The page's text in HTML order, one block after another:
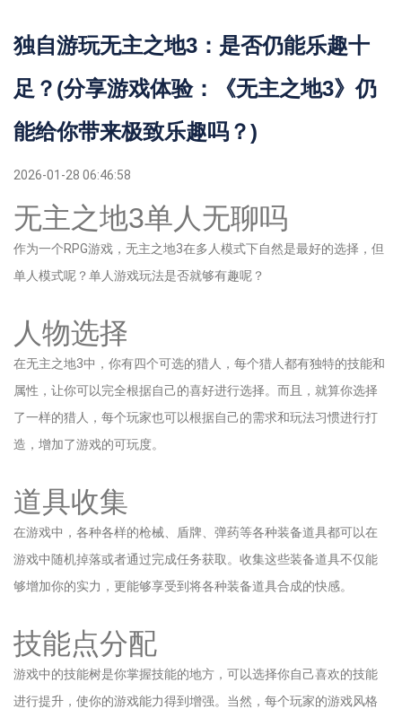
独自游玩无主之地3：是否仍能乐趣十
足？(分享游戏体验：《无主之地3》仍
能给你带来极致乐趣吗？)
2026-01-28 06:46:58
无主之地3单人无聊吗
作为一个RPG游戏，无主之地3在多人模式下自然是最好的选择，但
单人模式呢？单人游戏玩法是否就够有趣呢？
人物选择
在无主之地3中，你有四个可选的猎人，每个猎人都有独特的技能和
属性，让你可以完全根据自己的喜好进行选择。而且，就算你选择
了一样的猎人，每个玩家也可以根据自己的需求和玩法习惯进行打
造，增加了游戏的可玩度。
道具收集
在游戏中，各种各样的枪械、盾牌、弹药等各种装备道具都可以在
游戏中随机掉落或者通过完成任务获取。收集这些装备道具不仅能
够增加你的实力，更能够享受到将各种装备道具合成的快感。
技能点分配
游戏中的技能树是你掌握技能的地方，可以选择你自己喜欢的技能
进行提升，使你的游戏能力得到增强。当然，每个玩家的游戏风格